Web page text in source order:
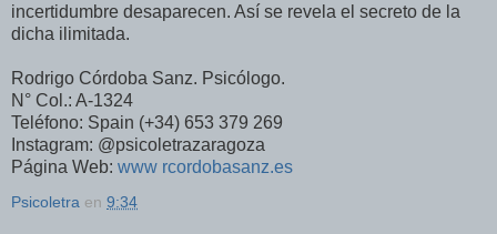
incertidumbre desaparecen. Así se revela el secreto de la
dicha ilimitada.
Rodrigo Córdoba Sanz. Psicólogo.
N° Col.: A-1324
Teléfono: Spain (+34) 653 379 269
Instagram: @psicoletrazaragoza
Página Web: www rcordobasanz.es
Psicoletra en 9:34